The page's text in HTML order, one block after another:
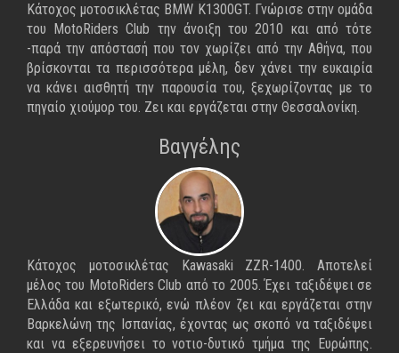
Κάτοχος μοτοσικλέτας BMW K1300GT. Γνώρισε στην ομάδα
του MotoRiders Club την άνοιξη του 2010 και από τότε
-παρά την απόστασή που τον χωρίζει από την Αθήνα, που
βρίσκονται τα περισσότερα μέλη, δεν χάνει την ευκαιρία
να κάνει αισθητή την παρουσία του, ξεχωρίζοντας με το
πηγαίο χιούμορ του. Ζει και εργάζεται στην Θεσσαλονίκη.
Βαγγέλης
Κάτοχος μοτοσικλέτας Kawasaki ZZR-1400. Αποτελεί
μέλος του MotoRiders Club από το 2005. Έχει ταξιδέψει σε
Ελλάδα και εξωτερικό, ενώ πλέον ζει και εργάζεται στην
Βαρκελώνη της Ισπανίας, έχοντας ως σκοπό να ταξιδέψει
και να εξερευνήσει το νοτιο-δυτικό τμήμα της Ευρώπης.